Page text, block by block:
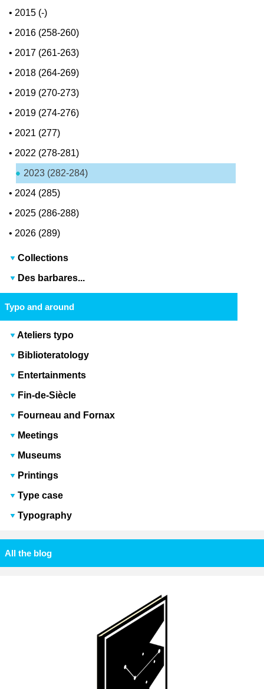
• 2015 (-)
• 2016 (258-260)
• 2017 (261-263)
• 2018 (264-269)
• 2019 (270-273)
• 2019 (274-276)
• 2021 (277)
• 2022 (278-281)
2023 (282-284)
• 2024 (285)
• 2025 (286-288)
• 2026 (289)
Collections
Des barbares...
Typo and around
Ateliers typo
Biblioteratology
Entertainments
Fin-de-Siècle
Fourneau and Fornax
Meetings
Museums
Printings
Type case
Typography
All the blog